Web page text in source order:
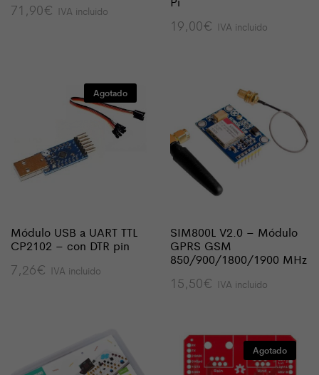
71,90€ IVA incluido
19,00€ IVA incluido
Agotado
Módulo USB a UART TTL
CP2102 – con DTR pin
7,26€ IVA incluido
SIM800L V2.0 – Módulo
GPRS GSM
850/900/1800/1900 MHz
15,50€ IVA incluido
Agotado